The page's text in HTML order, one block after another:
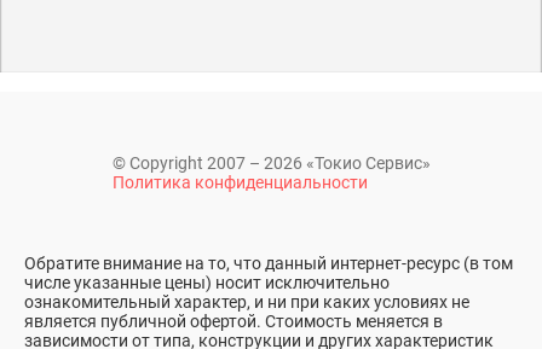
© Copyright 2007 – 2026 «Токио Сервис»
Политика конфиденциальности
Обратите внимание на то, что данный интернет-ресурс (в том
числе указанные цены) носит исключительно
ознакомительный характер, и ни при каких условиях не
является публичной офертой. Стоимость меняется в
зависимости от типа, конструкции и других характеристик